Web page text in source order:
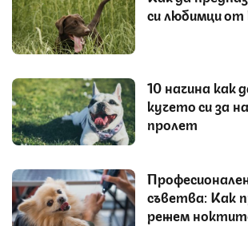
си любимци от
10 начина как
кучето си за
пролет
съветва: Как
режем